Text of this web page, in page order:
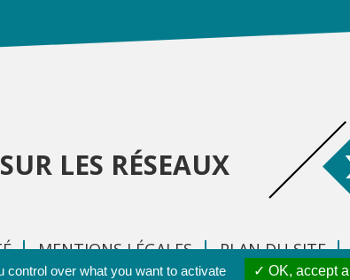
LES RÉSEAUX
MENTIONS LÉGALES PLAN DU SITE
over what you want to activate OK, accept all